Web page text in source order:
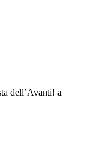
dell’Avanti! a